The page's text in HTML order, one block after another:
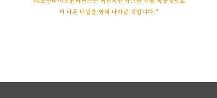
더 나은 내일을 향해 나아갈 것입니다."